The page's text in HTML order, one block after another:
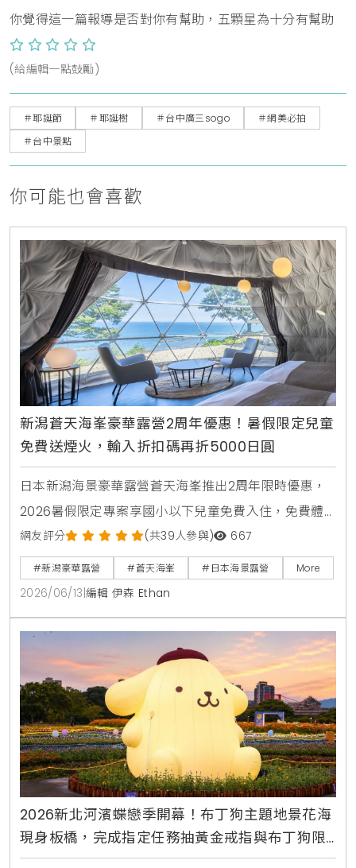
你覺得這一篇報導是否對你有幫助，五顆星為十分有幫助
(給編輯一點鼓勵)
＃耶誕節 ＃耶誕樹 ＃台中廣三sogo
＃網美必拍
＃台中景點
你可能也會喜歡
新潟蒼天海峯豪華露營2周年優惠！暑假限定兒童
免費送煙火，輸入折扣碼再折5000日圓
日本新潟海景豪華露營蒼天海峯推出2周年限時優惠，
2026暑假限定專案享國小以下兒童免費入住，免費體
驗日本煙火與撈水球，享受私人海景三溫暖與新潟在地
頂級烤肉。
網友評分 (共39人參與) 667
#新潟豪華露營 #蒼天海峯 #日本海景露營 More
2026/06/13 編輯 伊森 Ethan
2026新北河濱蝶戀季開幕！布丁狗主題地景花海
現身板橋，完成指定任務抽黃金戒指與布丁狗限
量周邊